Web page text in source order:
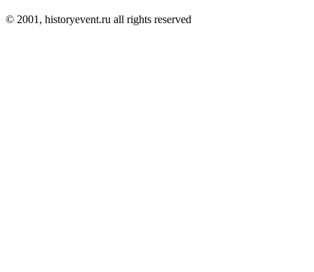
© 2001, historyevent.ru all rights reserved